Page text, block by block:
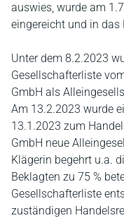
auswies, wurde am
eingereicht und in
Unter dem 8.2.2023
Gesellschafterliste
GmbH als
Am 13.2.2023 wurde
13.1.2023 zum
GmbH neue
Klägerin begehrt u.a.
Beklagten zu 75 %
Gesellschafterliste
zuständigen